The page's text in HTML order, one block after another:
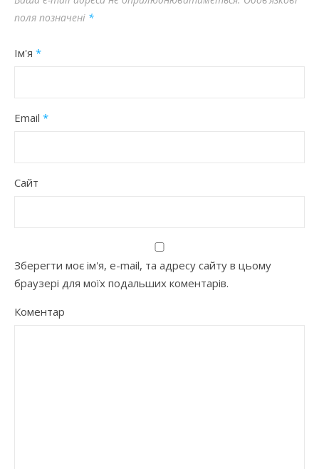
поля позначені *
Ім'я *
Email *
Сайт
Зберегти моє ім'я, e-mail, та адресу сайту в цьому
браузері для моїх подальших коментарів.
Коментар